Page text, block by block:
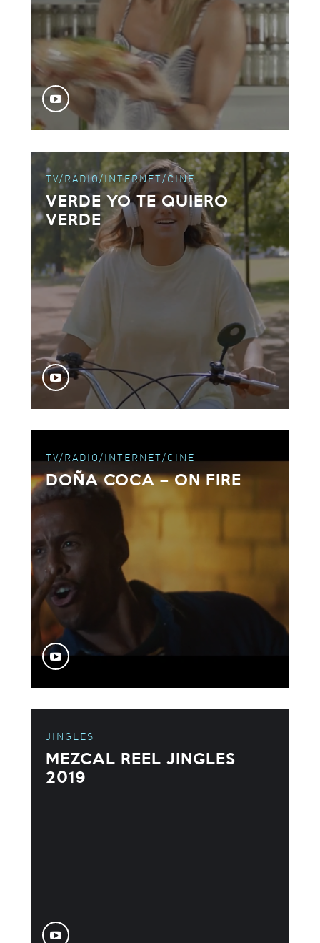
TV/RADIO/INTERNET/CINE
VERDE YO TE QUIERO
VERDE
TV/RADIO/INTERNET/CINE
DOÑA COCA – ON FIRE
JINGLES
MEZCAL REEL JINGLES
2019